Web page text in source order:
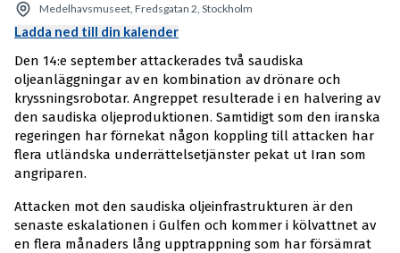
Medelhavsmuseet, Fredsgatan 2, Stockholm
Ladda ned till din kalender
Den 14:e september attackerades två saudiska
oljeanläggningar av en kombination av drönare och
kryssningsrobotar. Angreppet resulterade i en halvering av
den saudiska oljeproduktionen. Samtidigt som den iranska
regeringen har förnekat någon koppling till attacken har
flera utländska underrättelsetjänster pekat ut Iran som
angriparen.
Attacken mot den saudiska oljeinfrastrukturen är den
senaste eskalationen i Gulfen och kommer i kölvattnet av
en flera månaders lång upptrappning som har försämrat